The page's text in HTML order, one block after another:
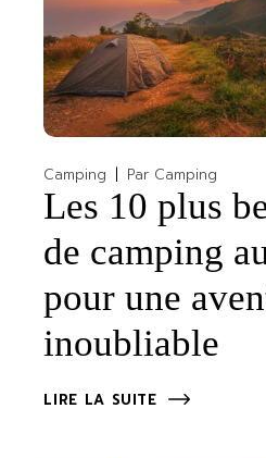
Camping Par Camping
Les 10 plus
de camping
pour une
inoubliable
LIRE LA SUITE